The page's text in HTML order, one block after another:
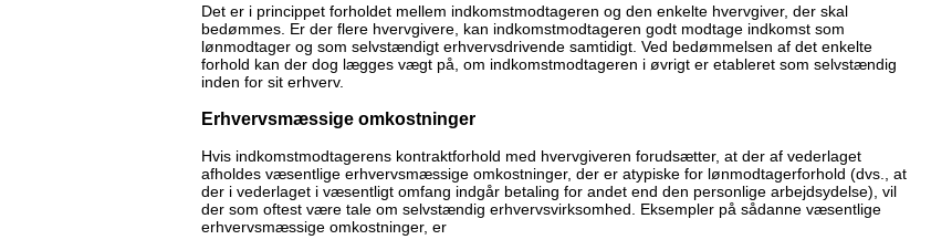
Det er i princippet forholdet mellem indkomstmodtageren og den enkelte hvervgiver, der skal
bedømmes. Er der flere hvervgivere, kan indkomstmodtageren godt modtage indkomst som
lønmodtager og som selvstændigt erhvervsdrivende samtidigt. Ved bedømmelsen af det enkelte
forhold kan der dog lægges vægt på, om indkomstmodtageren i øvrigt er etableret som selvstændig
inden for sit erhverv.
Erhvervsmæssige omkostninger
Hvis indkomstmodtagerens kontraktforhold med hvervgiveren forudsætter, at der af vederlaget
afholdes væsentlige erhvervsmæssige omkostninger, der er atypiske for lønmodtagerforhold (dvs., at
der i vederlaget i væsentligt omfang indgår betaling for andet end den personlige arbejdsydelse), vil
der som oftest være tale om selvstændig erhvervsvirksomhed. Eksempler på sådanne væsentlige
erhvervsmæssige omkostninger, er